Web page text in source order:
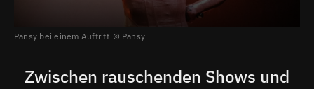
Pansy bei einem Auftritt Pansy
Zwischen rauschenden Shows und